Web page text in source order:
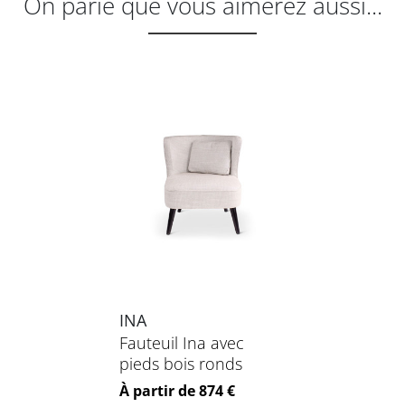
INA
Fauteuil Ina avec
pieds bois ronds
Prix
À partir de 874 €